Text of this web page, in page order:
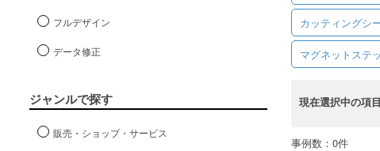
カッティングシ
マグネットステ
現在選択中の項目
フルデザイン
データ修正
ジャンルで探す
販売・ショップ・サービス
事例数：0件